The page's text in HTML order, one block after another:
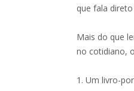
que fala
Mais do que
no cotidiano,
1. Um livro-